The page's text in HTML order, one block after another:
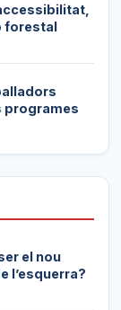
forestal
programes
el nou
l’esquerra?